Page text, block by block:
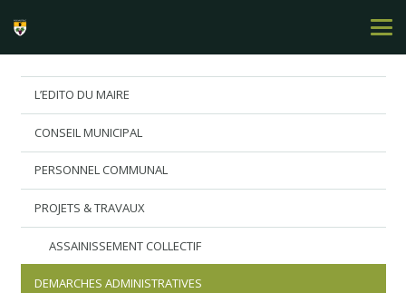
L’EDITO DU MAIRE
CONSEIL MUNICIPAL
PERSONNEL COMMUNAL
PROJETS & TRAVAUX
ASSAINISSEMENT COLLECTIF
DEMARCHES ADMINISTRATIVES